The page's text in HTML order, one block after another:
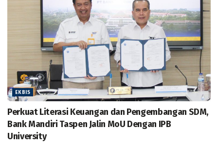
EKBIS
Perkuat Literasi Keuangan dan Pengembangan SDM,
Bank Mandiri Taspen Jalin MoU Dengan IPB
University